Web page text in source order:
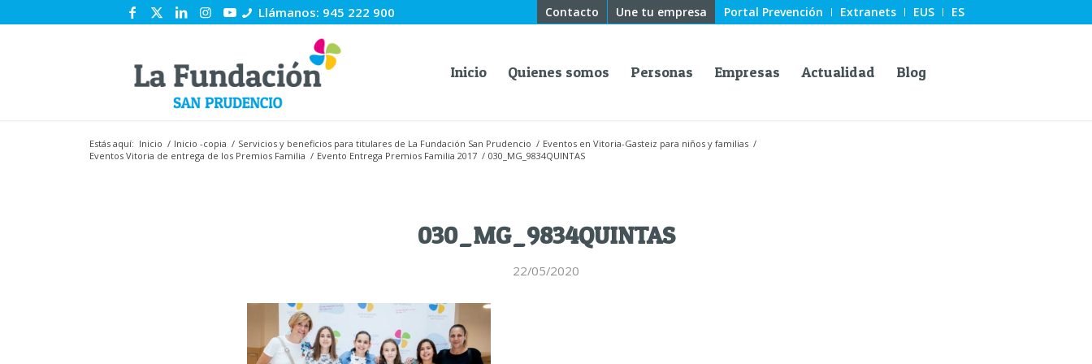
Contacto Une tu empresa Portal Prevención Extranets EUS ES
Llámanos: 945 222 900
Inicio Quienes somos Personas Empresas Actualidad Blog
Estás aquí: Inicio / Inicio -copia / Servicios y beneficios para titulares de La Fundación San Prudencio / Eventos en Vitoria-Gasteiz para niños y familias /
Eventos Vitoria de entrega de los Premios Familia / Evento Entrega Premios Familia 2017 / 030_MG_9834QUINTAS
030_MG_9834QUINTAS
22/05/2020